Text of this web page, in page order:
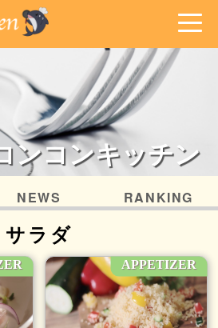
ンコンキッチン
NEWS RANKING
サラダ
APPETIZER